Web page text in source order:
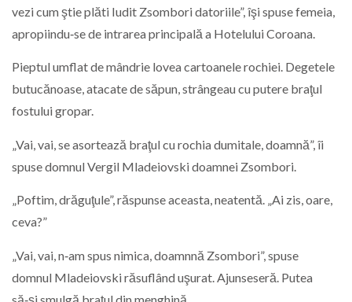
vezi cum ştie plăti Iudit Zsombori datoriile”, îşi spuse femeia,
apropiindu‑se de intrarea principală a Hotelului Coroana.
Pieptul umflat de mândrie lovea cartoanele rochiei. Degetele
butucănoase, atacate de săpun, strângeau cu putere braţul
fostului gropar.
„Vai, vai, se asortează braţul cu rochia dumitale, doamnă”, îi
spuse domnul Vergil Mladeiovski doamnei Zsombori.
„Poftim, drăguţule”, răspunse aceasta, neatentă. „Ai zis, oare,
ceva?”
„Vai, vai, n‑am spus nimica, doamnnă Zsombori”, spuse
domnul Mladeiovski răsuflând uşurat. Ajunseseră. Putea
să‑şi smulgă braţul din menghină.